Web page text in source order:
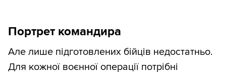
Портрет командира
Але лише підготовлених бійців недостатньо.
Для кожної воєнної операції потрібні